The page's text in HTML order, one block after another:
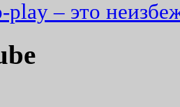
play – это